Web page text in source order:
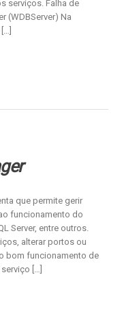
serviços. Falha de
(WDBServer) Na
que permite gerir
funcionamento do
Server, entre outros.
alterar portos ou
bom funcionamento de
[…]